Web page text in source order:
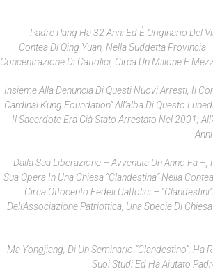
Padre Pang Ha 32 Anni Ed È Originario Del
Contea Di Qing Yuan, Nella Suddetta Provincia
Concentrazione Di Cattolici, Circa Un Milione E
Insieme Alla Denuncia Di Questi Nuovi Arresti, Il
Cardinal Kung Foundation” All’alba Di Questo
Il Sacerdote Era Già Stato Arrestato Nel 2001;
Dalla Sua Liberazione – Avvenuta Un Anno Fa –,
Sua Opera In Una Chiesa “clandestina” Nella
Circa Ottocento Fedeli Cattolici –
Dell’Associazione Patriottica, Una Specie Di
Ma Yongjiang, Di Un Seminario “clandestino”, Ha
Suoi Studi Ed Ha Aiutato